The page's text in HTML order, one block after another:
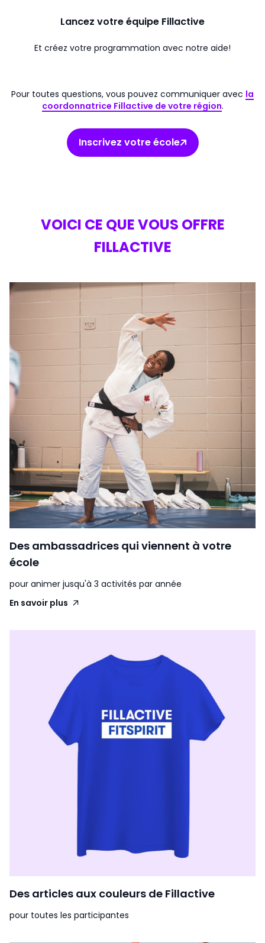
Lancez votre équipe Fillactive
Et créez votre programmation avec notre aide!
Pour toutes questions, vous pouvez communiquer avec la
coordonnatrice Fillactive de votre région.
Inscrivez votre école
VOICI CE QUE VOUS OFFRE
FILLACTIVE
Des ambassadrices qui viennent à votre
école
pour animer jusqu'à 3 activités par année
En savoir plus
Des articles aux couleurs de Fillactive
pour toutes les participantes